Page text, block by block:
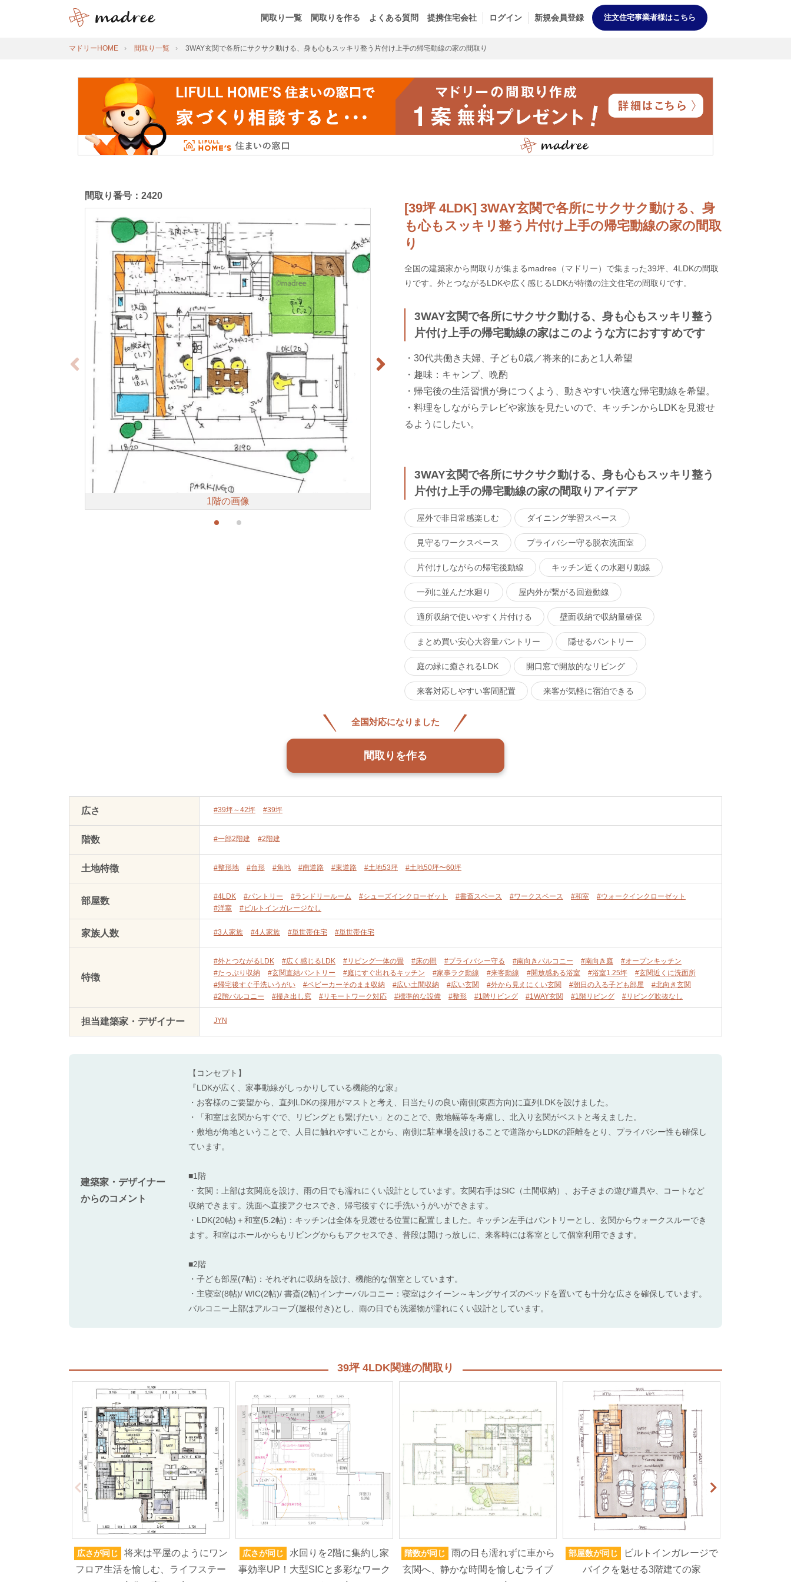
間取り一覧 間取りを作る よくある質問 提携住宅会社 ログイン 新規会員登録 注文住宅事業者様はこちら
マドリーHOME 間取り一覧 3WAY玄関で各所にサクサク動ける、身も心もスッキリ整う片付け上手の帰宅動線の家の間取り
[39坪 4LDK] 3WAY玄関で各所にサクサク動ける、身
も心もスッキリ整う片付け上手の帰宅動線の家の間取
り
全国の建築家から間取りが集まるmadree（マドリー）で集まった39坪、4LDKの間取
りです。外とつながるLDKや広く感じるLDKが特徴の注文住宅の間取りです。
3WAY玄関で各所にサクサク動ける、身も心もスッキリ整う
片付け上手の帰宅動線の家はこのような方におすすめです
・30代共働き夫婦、子ども0歳／将来的にあと1人希望
・趣味：キャンプ、晩酌
・帰宅後の生活習慣が身につくよう、動きやすい快適な帰宅動線を希望。
・料理をしながらテレビや家族を見たいので、キッチンからLDKを見渡せ
るようにしたい。
3WAY玄関で各所にサクサク動ける、身も心もスッキリ整う
片付け上手の帰宅動線の家の間取りアイデア
屋外で非日常感楽しむ ダイニング学習スペース
見守るワークスペース プライバシー守る脱衣洗面室
片付けしながらの帰宅後動線 キッチン近くの水廻り動線
一列に並んだ水廻り 屋内外が繋がる回遊動線
適所収納で使いやすく片付ける 壁面収納で収納量確保
まとめ買い安心大容量パントリー 隠せるパントリー
庭の緑に癒されるLDK 開口窓で開放的なリビング
来客対応しやすい客間配置 来客が気軽に宿泊できる
間取り番号：2420
1階の画像
全国対応になりました
間取りを作る
広さ #39坪～42坪 #39坪
階数 #一部2階建 #2階建
土地特徴 #整形地 #台形 #角地 #南道路 #東道路 #土地53坪 #土地50坪〜60坪
部屋数 #4LDK #パントリー #ランドリールーム #シューズインクローゼット #書斎スペース #ワークスペース #和室
#ウォークインクローゼット
#洋室
#ビルトインガレージなし
家族人数 #3人家族 #4人家族 #単世帯住宅 #単世帯住宅
特徴
#外とつながるLDK #広く感じるLDK #リビング一体の畳 #床の間 #プライバシー守る #南向きバルコニー #南向き庭
#オープンキッチン
#たっぷり収納
#玄関直結パントリー #庭にすぐ出れるキッチン #家事ラク動線 #来客動線 #開放感ある浴室 #浴室1.25坪
#玄関近くに洗面所
#帰宅後すぐ手洗いうがい
#ベビーカーそのまま収納 #広い土間収納 #広い玄関 #外から見えにくい玄関 #朝日の入る子ども部屋
#北向き玄関
#2階バルコニー
#掃き出し窓 #リモートワーク対応 #標準的な設備 #整形 #1階リビング #1WAY玄関 #1階リビング #リビング吹抜なし
担当建築家・デザイナー JYN
建築家・デザイナー
からのコメント
【コンセプト】
『LDKが広く、家事動線がしっかりしている機能的な家』
・お客様のご要望から、直列LDKの採用がマストと考え、日当たりの良い南側(東西方向)に直列LDKを設けました。
・「和室は玄関からすぐで、リビングとも繋げたい」とのことで、敷地幅等を考慮し、北入り玄関がベストと考えました。
・敷地が角地ということで、人目に触れやすいことから、南側に駐車場を設けることで道路からLDKの距離をとり、プライバシー性も確保し
ています。
■1階
・玄関：上部は玄関庇を設け、雨の日でも濡れにくい設計としています。玄関右手はSIC（土間収納）、お子さまの遊び道具や、コートなど
収納できます。洗面へ直接アクセスでき、帰宅後すぐに手洗いうがいができます。
・LDK(20帖)＋和室(5.2帖)：キッチンは全体を見渡せる位置に配置しました。キッチン左手はパントリーとし、玄関からウォークスルーでき
ます。和室はホールからもリビングからもアクセスでき、普段は開けっ放しに、来客時には客室として個室利用できます。
■2階
・子ども部屋(7帖)：それぞれに収納を設け、機能的な個室としています。
・主寝室(8帖)/ WIC(2帖)/ 書斎(2帖)インナーバルコニー：寝室はクイーン～キングサイズのベッドを置いても十分な広さを確保しています。
バルコニー上部はアルコーブ(屋根付き)とし、雨の日でも洗濯物が濡れにくい設計としています。
39坪 4LDK関連の間取り
広さが同じ
将来は平屋のようにワン
フロア生活を愉しむ、ライフステー
広さが同じ
水回りを2階に集約し家
事効率UP！大型SICと多彩なワーク
階数が同じ
雨の日も濡れずに車から
玄関へ、静かな時間を愉しむライブ
部屋数が同じ
ビルトインガレージで
バイクを魅せる3階建ての家